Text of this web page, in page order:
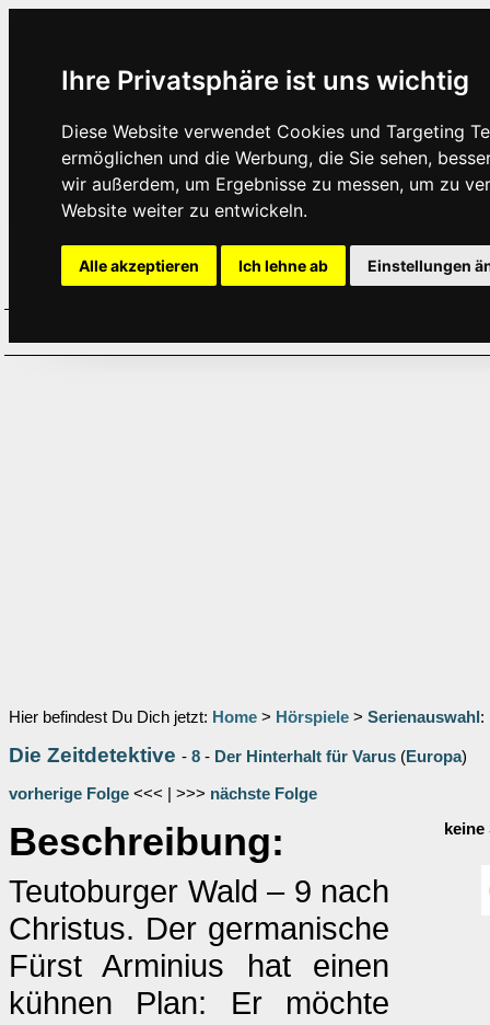
Ihre Privatsphäre ist uns wichtig
Diese Website verwendet Cookies und Targeting
ermöglichen und die Werbung, die Sie sehen,
wir außerdem, um Ergebnisse zu messen, um zu
Website weiter zu entwickeln.
Alle akzeptieren Ich lehne ab Einstellungen
Hier befindest Du Dich jetzt: Home > Hörspiele > Serienauswahl :
Die Zeitdetektive - 8 - Der Hinterhalt für Varus (Europa)
vorherige Folge <<< | >>> nächste Folge
Beschreibung:
Teutoburger Wald – 9 nach
Christus. Der germanische
Fürst Arminius hat einen
kühnen Plan: Er möchte